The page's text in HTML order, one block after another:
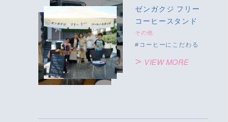
ゼンガクジ フリー
コーヒースタンド
その他
コーヒーにこだわる
VIEW MORE